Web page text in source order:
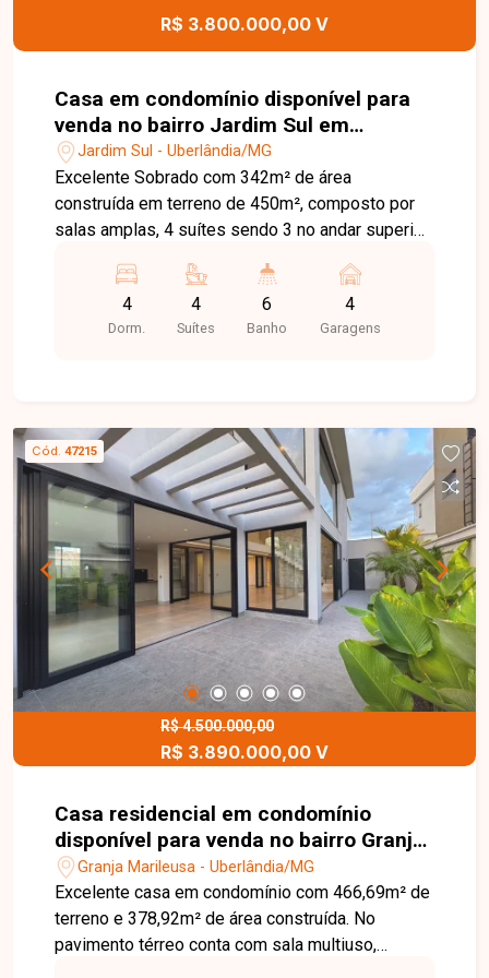
R$ 3.800.000,00 V
Casa em condomínio disponível para
venda no bairro Jardim Sul em
Uberlândia-MG.
Jardim Sul - Uberlândia/MG
Excelente Sobrado com 342m² de área
construída em terreno de 450m², composto por
salas amplas, 4 suítes sendo 3 no andar superior
térreo, totalizando 6 banheiros, cozinha e áreas
equipadas com bancadas em mármore e
torneiras inteligentes, além de elevador
4
Dorm.
4
Suítes
6
Banho
4
Garagens
Cód. 47215
R$ 4.500.000,00
R$ 3.890.000,00 V
Casa residencial em condomínio
disponível para venda no bairro Granja
Marileusa em Uberlândia-MG.
Granja Marileusa - Uberlândia/MG
Excelente casa em condomínio com 466,69m² de
terreno e 378,92m² de área construída. No
pavimento térreo conta com sala multiuso,